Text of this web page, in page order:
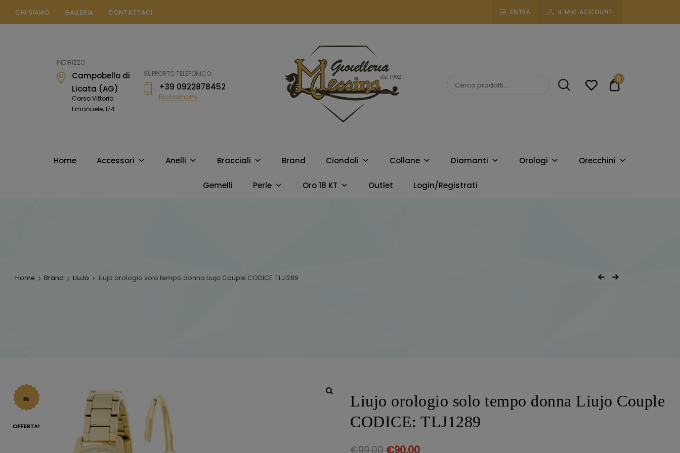
CHI SIAMO GALLERIA CONTATTACI ENTRA IL MIO ACCOUNT
INDIRIZZO:
Campobello di
Licata (AG)
Corso Vittorio
Emanuele, 174
SUPPORTO TELEFONICO:
+39 0922878452
Richiamami
MESSINA
CAMPOBELLO
migliori marchi.
€0.00
0
Home Accessori Anelli Bracciali Brand Ciondoli Collane Diamanti Orologi Orecchini
Gemelli Perle Oro 18 KT Outlet Login/Registrati
Home Brand LiuJo Liujo orologio solo tempo donna Liujo Couple CODICE: TLJ1289
IN
OFFERTA!
Liujo orologio solo tempo donna Liujo Couple
CODICE: TLJ1289
€99.00 €90.00